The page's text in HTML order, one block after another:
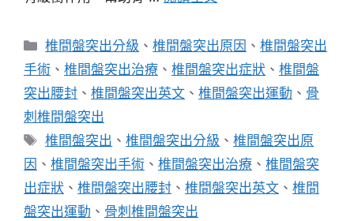
分
類
椎間盤突出分級 、椎間盤突出原因 、椎間盤突出
手術 、 椎間盤突出治療 、 椎間盤突出症狀 、 椎間盤
突出腰封 、 椎間盤突出英文 、 椎間盤突出運動 、 骨
刺椎間盤突出
標
籤
椎間盤突出 、椎間盤突出分級 、椎間盤突出原
因 、 椎間盤突出手術 、 椎間盤突出治療 、 椎間盤突
出症狀 、 椎間盤突出腰封 、 椎間盤突出英文 、 椎間
盤突出運動 、 骨刺椎間盤突出